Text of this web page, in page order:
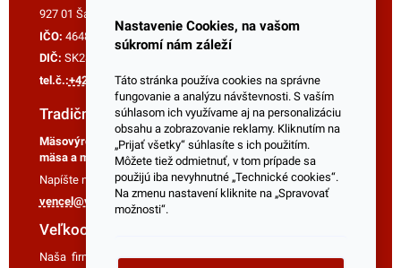
927 01 Šaľa
IČO: 46484191
DIČ: SK2820005243
tel.č.:+421 (0) 905 977 991
Tradičná mäsovýroba
Mäsovýroba VEPI, s.r.o. je výrobná firma na spracovanie
mäsa a mäsových výrobkov.
Napíšte nám, ozveme sa Vám späť v najkratšom možnom čase!
vencel@ve-pi.sk
Veľkoobchodné cenníky
Naša firma poskytuje veľkoobchodné cenníky na vyžiadanie,
Nastavenie Cookies, na vašom
súkromí nám záleží
Táto stránka používa cookies na správne
fungovanie a analýzu návštevnosti. S vaším
súhlasom ich využívame aj na personalizáciu
obsahu a zobrazovanie reklamy. Kliknutím na
„Prijať všetky“ súhlasíte s ich použitím.
Môžete tiež odmietnuť, v tom prípade sa
použijú iba nevyhnutné „Technické cookies“.
Na zmenu nastavení kliknite na „Spravovať
možnosti“.